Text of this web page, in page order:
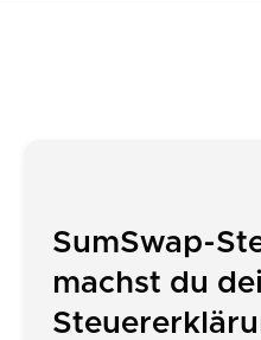
SumSwap-
machst du